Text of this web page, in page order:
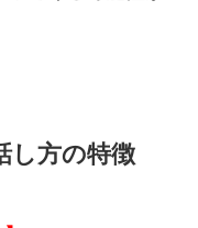
し方の特徴